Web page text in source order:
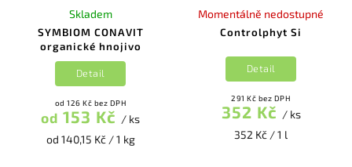
SYMBIOM CONAVIT
organické hnojivo
Skladem
od 126 Kč bez DPH
od 153 Kč / ks
od 140,15 Kč / 1 kg
Detail
Controlphyt Si
Momentálně nedostupné
291 Kč bez DPH
352 Kč / ks
352 Kč / 1 l
Detail